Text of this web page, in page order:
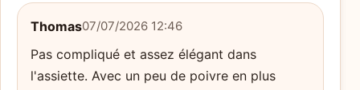
Thomas07/07/2026 12:46
Pas compliqué et assez élégant dans
l'assiette. Avec un peu de poivre en plus